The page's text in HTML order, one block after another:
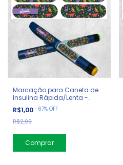
Marcação para Caneta de
Insulina Rápida/Lenta -
Diabetes - Dinossauro
R$1,00 -67% OFF
R$2,99